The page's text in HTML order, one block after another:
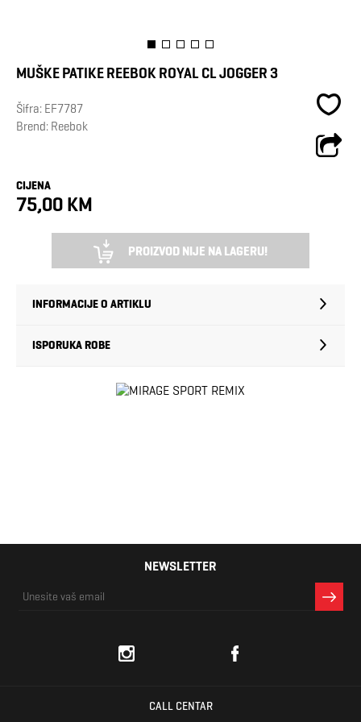
MUŠKE PATIKE REEBOK ROYAL CL JOGGER 3
Šifra: EF7787
Brend: Reebok
CIJENA
75,00 KM
PROIZVOD NIJE NA LAGERU!
INFORMACIJE O ARTIKLU
ISPORUKA ROBE
NEWSLETTER
CALL CENTAR